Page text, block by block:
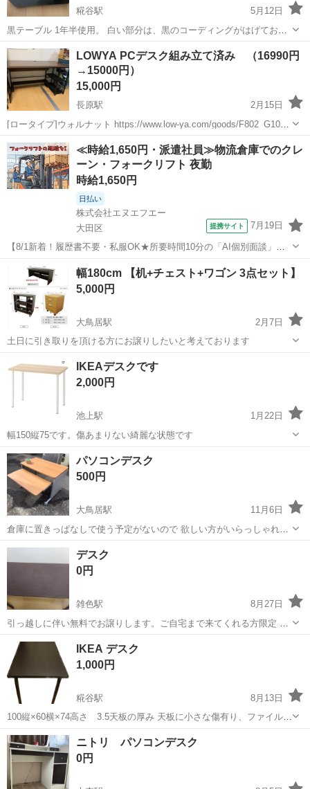
糀谷駅
5月12日
黒テーブル 1年半使用。 白い部分は、黒のコーディングがはげており
ます。 ご理解のほどお願い致します。
東京 大田区 テーブル デスク
LOWYA PCデスク組み立て済み （16990円
→15000円）
15,000円
長原駅
2月15日
[ロータイプ]ウォルナット https://www.low-ya.com/goods/F802_G1036
※上記URLのロータイプのものです！お間違い無く。 組み立て済みの
ものをお渡しします。 ▼下記はついてません。...
東京 大田区 長原駅 テーブル LOWYA
≪時給1,650円・派遣社員≫物流倉庫でのクレ
ーン・フォークリフト 夜勤
時給1,650円
日払い
株式会社エヌエフエー
大田区
提携サイト 7月19日
【8/1新着！履歴書不要・私服OK★所要時間10分の「AI個別面談」が
スタート！】【大田市場内勤務！夜勤で稼げる！深夜時給2063円！日
払い可！交通費全額支給！】青果市場でのフォークリフト作業 お仕事
内容 ・フォークリフト...
東京 大田区
幅180cm 【机+チェスト+ワゴン 3点セット】
5,000円
大鳥居駅
2月7日
土日に引き取りを頂ける方にお譲りしたいと考えております
大田区 大鳥居駅 テーブル
IKEAデスクです
2,000円
池上駅
1月22日
幅150縦75です。傷あまりない綺麗な状態です
東京 大田区 テーブル
パソコンデスク
500円
大鳥居駅
11月6日
倉庫に置きっぱなしで使う予定がないので 欲しい方がいらっしゃれ
ば…
東京 大田区 大鳥居駅
デスク
0円
雑色駅
8月27日
引っ越しに伴い無料でお譲りします。ご自宅まで来てくれる方限定 気
になる方はお問い合わせください。
東京 大田区 雑色駅 テーブル
IKEA デスク
1,000円
糀谷駅
8月13日
100縦×60横×74高さ 3.5天板の厚み 天板に小さな傷有り、ファイル立
ての擦れ跡 テーブルの足部分をネジで外すとコンパクトになります。
東京 大田区 糀谷駅 テーブル デスク
ニトリ パソコンデスク
0円